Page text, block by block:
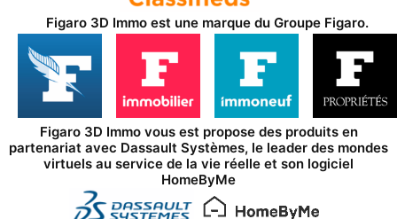
Figaro 3D Immo est une marque du Groupe Figaro.
Figaro 3D Immo vous est propose des produits en
partenariat avec Dassault Systèmes, le leader des mondes
virtuels au service de la vie réelle et son logiciel
HomeByMe